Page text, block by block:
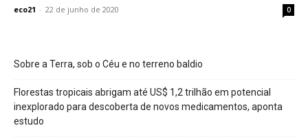
eco21 - 22 de junho de 2020 0
Sobre a Terra, sob o Céu e no terreno baldio
Florestas tropicais abrigam até US$ 1,2 trilhão em potencial
inexplorado para descoberta de novos medicamentos, aponta
estudo